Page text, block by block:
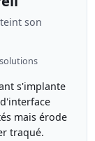
son
s'implante
mais érode
traqué.